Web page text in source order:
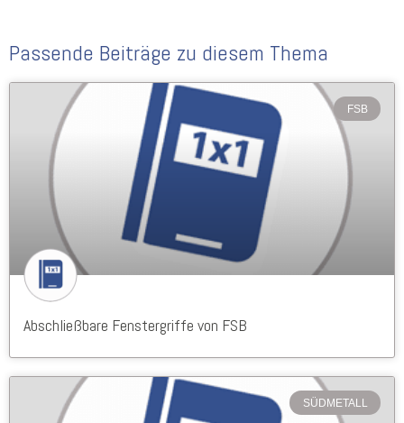
Passende Beiträge zu diesem Thema
FSB
Abschließbare Fenstergriffe von FSB
SÜDMETALL